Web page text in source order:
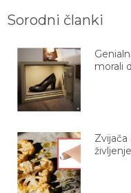
Sorodni članki
morali
Zvijača
življenje